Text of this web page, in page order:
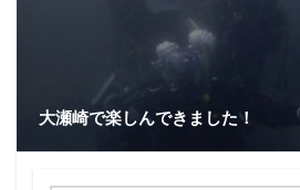
大瀬崎で楽しんできました！